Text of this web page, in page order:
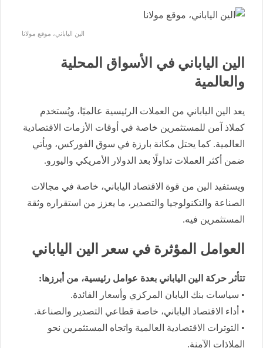
الين الياباني، موقع مولانا
الين الياباني في الأسواق المحلية
والعالمية
يعد الين الياباني من العملات الرئيسية عالميًا، ويُستخدم
كملاذ آمن للمستثمرين خاصة في أوقات الأزمات الاقتصادية
العالمية. كما يحتل مكانة بارزة في سوق الفوركس، ويأتي
ضمن أكثر العملات تداولًا بعد الدولار الأمريكي واليورو.
ويستفيد الين من قوة الاقتصاد الياباني، خاصة في مجالات
الصناعة والتكنولوجيا والتصدير، ما يعزز من استقراره وثقة
المستثمرين فيه.
العوامل المؤثرة في سعر الين الياباني
تتأثر حركة الين الياباني بعدة عوامل رئيسية، من أبرزها:
• سياسات بنك اليابان المركزي وأسعار الفائدة.
• أداء الاقتصاد الياباني، خاصة قطاعي التصدير والصناعة.
• التوترات الاقتصادية العالمية واتجاه المستثمرين نحو
الملاذات الآمنة.